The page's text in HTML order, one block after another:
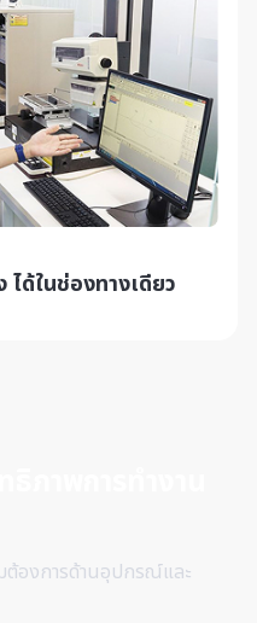
ด้ในช่องทางเดียว
ต้องการด้านอุปกรณ์และ